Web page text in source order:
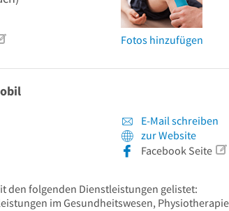
Fotos hinzufügen
E-Mail schreiben
zur Website
Facebook Seite
den folgenden Dienstleistungen gelistet:
im Gesundheitswesen, Physiotherapie